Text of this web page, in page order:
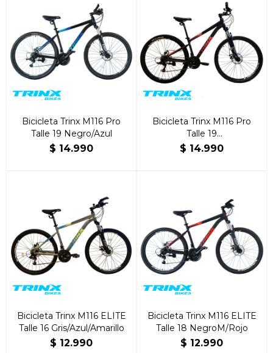
Bicicleta Trinx M116 Pro
Talle 19 Negro/Azul
$ 14.990
Bicicleta Trinx M116 Pro
Talle 19
Negro/Rojo/Naranja
$ 14.990
Bicicleta Trinx M116 ELITE
Talle 16 Gris/Azul/Amarillo
$ 12.990
Bicicleta Trinx M116 ELITE
Talle 18 NegroM/Rojo
$ 12.990